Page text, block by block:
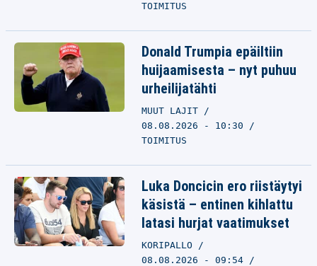
TOIMITUS
Donald Trumpia epäiltiin
huijaamisesta – nyt puhuu
urheilijatähti
MUUT LAJIT
08.08.2026 - 10:30
TOIMITUS
Luka Doncicin ero riistäytyi
käsistä – entinen kihlattu
latasi hurjat vaatimukset
KORIPALLO
08.08.2026 - 09:54